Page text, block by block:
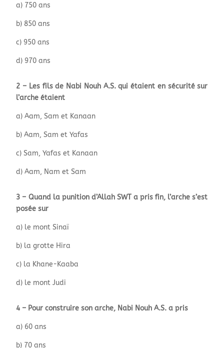
a) 750 ans
b) 850 ans
c) 950 ans
d) 970 ans
2 – Les fils de Nabi Nouh A.S. qui étaient en sécurité sur
l’arche étaient
a) Aam, Sam et Kanaan
b) Aam, Sam et Yafas
c) Sam, Yafas et Kanaan
d) Aam, Nam et Sam
3 – Quand la punition d’Allah SWT a pris fin, l’arche s’est
posée sur
a) le mont Sinaï
b) la grotte Hira
c) la Khane-Kaaba
d) le mont Judi
4 – Pour construire son arche, Nabi Nouh A.S. a pris
a) 60 ans
b) 70 ans